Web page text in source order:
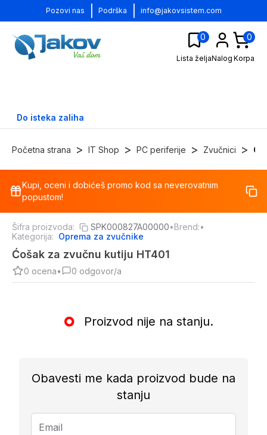
Pozovi nas Podrška info@jakovsistem.com
0
Lista željaNalog
0
Korpa
Do isteka zaliha
Početna strana > IT Shop > PC periferije > Zvučnici >
%
Kupi, oceni i dobićeš promo kod sa neverovatnim
popustom!
Šifra proizvoda: SPK000827A00000•Brend:•
Kategorija: Oprema za zvučnike
Ćošak za zvučnu kutiju HT401
0 ocena• 0 odgovor/a
Proizvod nije na stanju.
Obavesti me kada proizvod bude na
stanju